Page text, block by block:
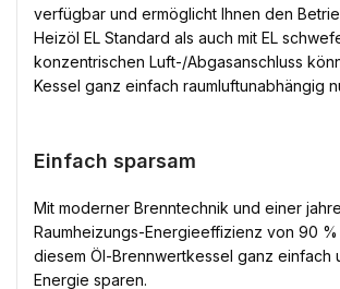
verfügbar und ermöglicht Ihnen den
Heizöl EL Standard als auch mit EL
konzentrischen Luft-/Abgasanschluss
Kessel ganz einfach raumluftunabhängig
Einfach sparsam
Mit moderner Brenntechnik und einer
Raumheizungs-Energieeffizienz von 90
diesem Öl-Brennwertkessel ganz einfach
Energie sparen.